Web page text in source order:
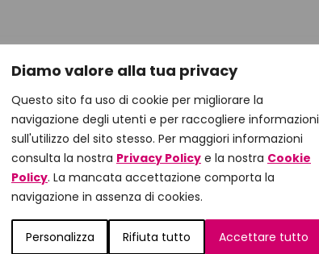
Diamo valore alla tua privacy
Questo sito fa uso di cookie per migliorare la
navigazione degli utenti e per raccogliere informazioni
sull'utilizzo del sito stesso. Per maggiori informazioni
consulta la nostra Privacy Policy e la nostra Cookie
Policy. La mancata accettazione comporta la
navigazione in assenza di cookies.
Personalizza Rifiuta tutto Accettare tutto
Gratuita fino a 6 anni.